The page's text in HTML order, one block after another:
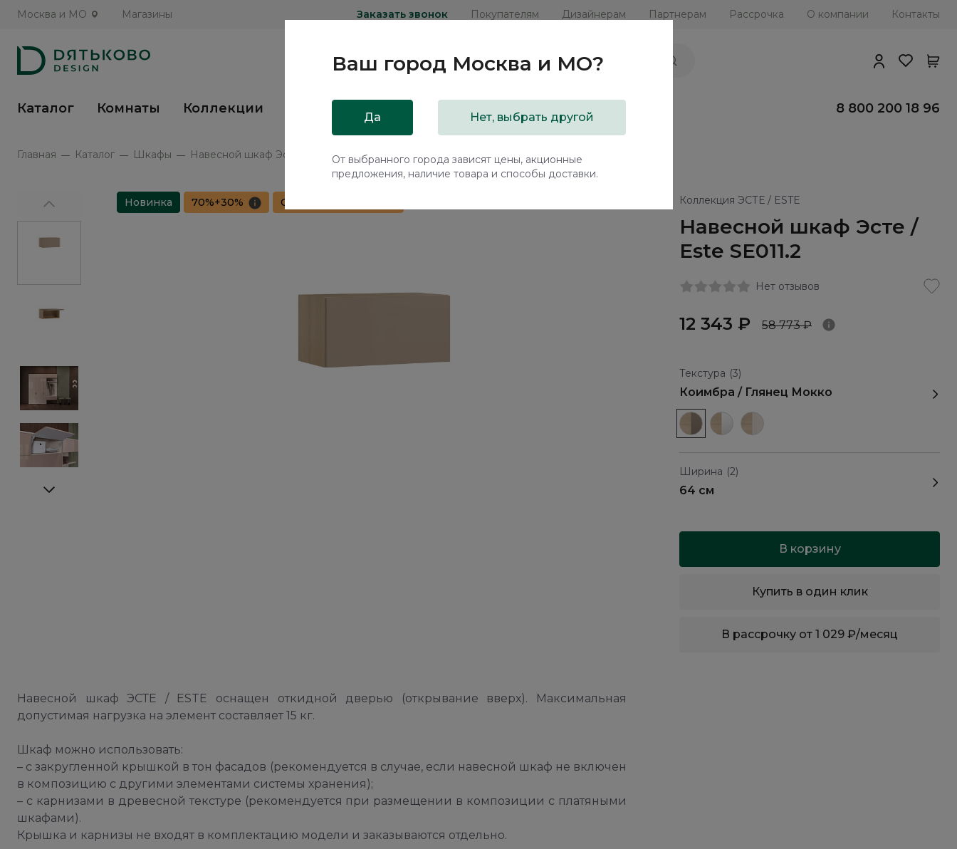
Москва и МО Магазины Заказать звонок Покупателям Дизайнерам Партнерам Рассрочка О компании Контакты
Каталог Комнаты Коллекции Распродажа 8 800 200 18 96
Главная Каталог Шкафы Навесной шкаф Эсте / Este SE011.2
Коллекция ЭСТЕ / ESTE
Навесной шкаф Эсте /
Este SE011.2
Нет отзывов
12 343 ₽ 58 773 ₽
Текстура (3)
Коимбра / Глянец Мокко
Ширина (2)
64 см
В корзину
Купить в один клик
В рассрочку от 1 029 ₽/месяц
Новинка 70%+30% Сборка в подарок
Навесной шкаф ЭСТЕ / ESTE оснащен откидной дверью (открывание вверх). Максимальная
допустимая нагрузка на элемент составляет 15 кг.
Шкаф можно использовать:
– с закругленной крышкой в тон фасадов (рекомендуется в случае, если навесной шкаф не включен
в композицию с другими элементами системы хранения);
– с карнизами в древесной текстуре (рекомендуется при размещении в композиции с платяными
шкафами).
Крышка и карнизы не входят в комплектацию модели и заказываются отдельно.
Ваш город Москва и МО?
Да Нет, выбрать другой
От выбранного города зависят цены, акционные
предложения, наличие товара и способы доставки.